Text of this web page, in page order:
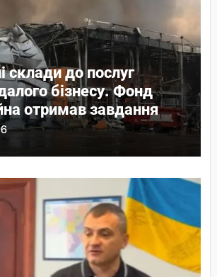
склади до послуг
бізнесу. Фонд
отримав завдання